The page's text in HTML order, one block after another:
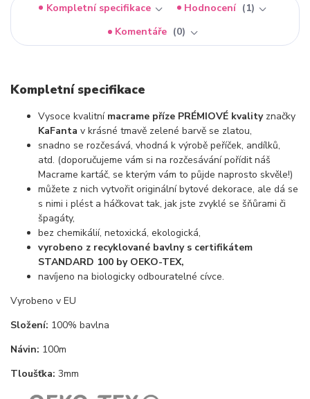
Kompletní specifikace Hodnocení
1
Komentáře
0
Kompletní specifikace
Vysoce kvalitní macrame příze PRÉMIOVÉ kvalityznačky
KaFanta v krásné tmavě zelené barvě se zlatou,
snadno se rozčesává, vhodná k výrobě peříček, andílků,
atd. (doporučujeme vám si na rozčesávání pořídit náš
Macrame kartáč, se kterým vám to půjde naprosto skvěle!)
můžete z nich vytvořit originální bytové dekorace, ale dá se
s nimi i plést a háčkovat tak, jak jste zvyklé se šňůrami či
špagáty,
bez chemikálií, netoxická, ekologická,
vyrobeno z recyklované bavlny s certifikátem
STANDARD 100 by OEKO-TEX,
navíjeno na biologicky odbouratelné cívce.
Vyrobeno v EU
Složení: 100% bavlna
Návin: 100m
Tloušťka: 3mm